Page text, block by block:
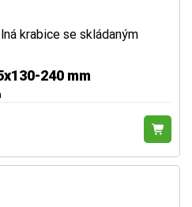
krabice se skládaným
240 mm